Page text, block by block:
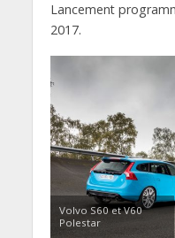
Lancement
2017.
Volvo S60 et V60
Polestar